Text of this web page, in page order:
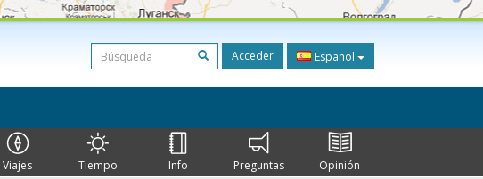
Acceder Español
Viajes Tiempo Info Preguntas Opinión